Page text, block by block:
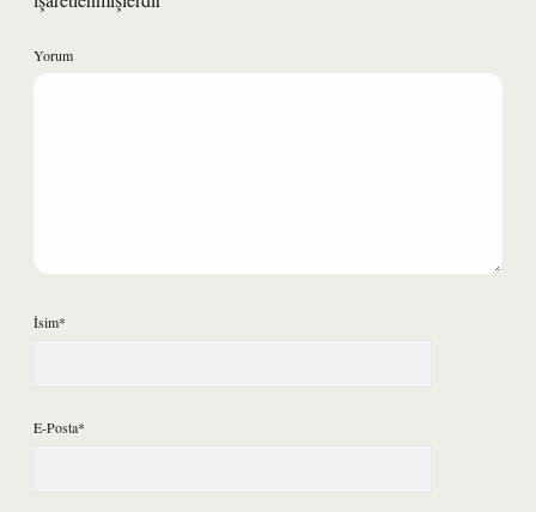
Yorum
İsim*
E-Posta*